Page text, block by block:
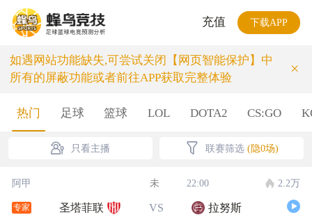
充值 下载APP
如遇网站功能缺失,可尝试关闭【网页智能保护】中
所有的屏蔽功能或者前往APP获取完整体验
×
热门 足球 篮球 LOL DOTA2 CS:GO
只看主播 联赛筛选 (隐0场)
阿甲 未 22:00 2.2万
专家 圣塔菲联 VS 拉努斯